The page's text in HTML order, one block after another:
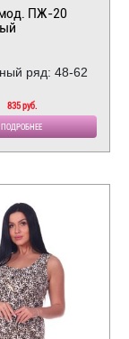
ПЖ-20
ряд: 48-62
835 руб.
ПОДРОБНЕЕ